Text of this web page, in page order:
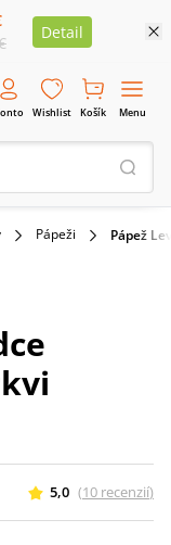
Detail
Wishlist Košík Menu
Pápeži Pápež
5,0 (10 recenzií)